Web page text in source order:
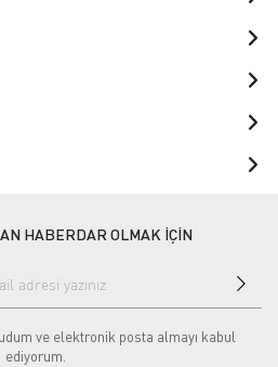
HABERDAR OLMAK İÇİN
ve elektronik posta almayı kabul
ediyorum.